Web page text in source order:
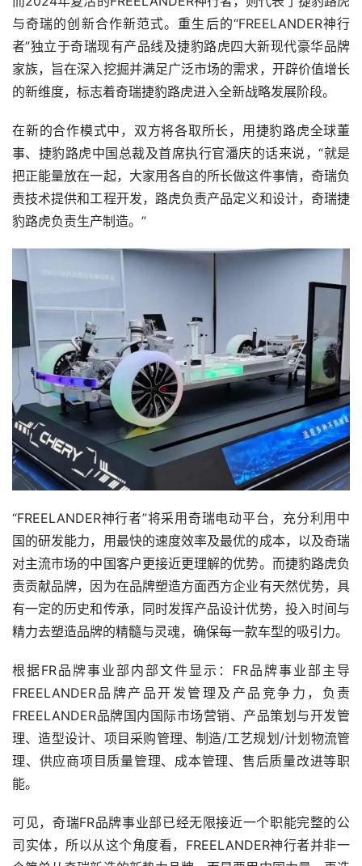
与奇瑞的创新合作新范式。重生后的“FREELANDER神行
者”独立于奇瑞现有产品线及捷豹路虎四大新现代豪华品牌
家族，旨在深入挖掘并满足广泛市场的需求，开辟价值增长
的新维度，标志着奇瑞捷豹路虎进入全新战略发展阶段。
在新的合作模式中，双方将各取所长，用捷豹路虎全球董
事、捷豹路虎中国总裁及首席执行官潘庆的话来说，“就是
把正能量放在一起，大家用各自的所长做这件事情，奇瑞负
责技术提供和工程开发，路虎负责产品定义和设计，奇瑞捷
豹路虎负责生产制造。”
“FREELANDER神行者”将采用奇瑞电动平台，充分利用中
国的研发能力，用最快的速度效率及最优的成本，以及奇瑞
对主流市场的中国客户更接近更理解的优势。而捷豹路虎负
责贡献品牌，因为在品牌塑造方面西方企业有天然优势，具
有一定的历史和传承，同时发挥产品设计优势，投入时间与
精力去塑造品牌的精髓与灵魂，确保每一款车型的吸引力。
根据FR品牌事业部内部文件显示：FR品牌事业部主导
FREELANDER品牌产品开发管理及产品竞争力，负责
FREELANDER品牌国内国际市场营销、产品策划与开发管
理、造型设计、项目采购管理、制造/工艺规划/计划物流管
理、供应商项目质量管理、成本管理、售后质量改进等职
能。
可见，奇瑞FR品牌事业部已经无限接近一个职能完整的公
司实体，所以从这个角度看，FREELANDER神行者并非一